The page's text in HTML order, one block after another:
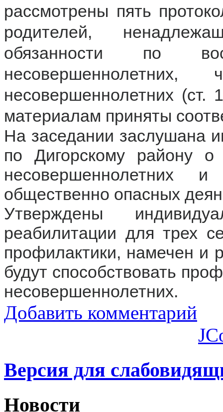
рассмотрены пять
родителей,
обязанности по
несовершеннолетних
материалам приняты
На заседании
по Дигорскому району о
несовершеннолетних
общественно опасных
Утверждены
реабилитации для трех
профилактики, намечен и
будут способствовать
несовершеннолетних.
Добавить комментарий
Версия для
Новости